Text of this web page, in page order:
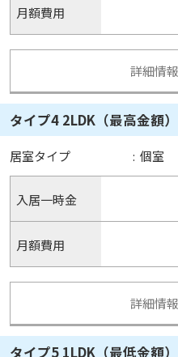
月額費用
詳細情
タイプ4 2LDK（最高金額）
居室タイプ : 個室
入居一時金
月額費用
詳細情
タイプ5 1LDK（最低金額）